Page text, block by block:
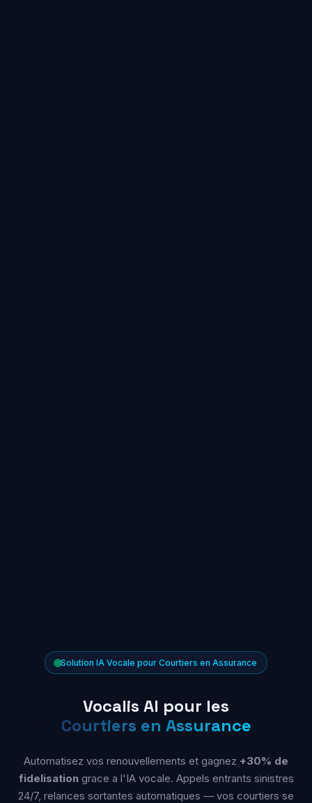
Solution IA Vocale pour Courtiers en Assurance
Vocalis AI pour les
Courtiers en Assurance
Automatisez vos renouvellements et gagnez +30% de
fidelisationgrace a l'IA vocale. Appels entrants sinistres
24/7, relances sortantes automatiques — vos courtiers se